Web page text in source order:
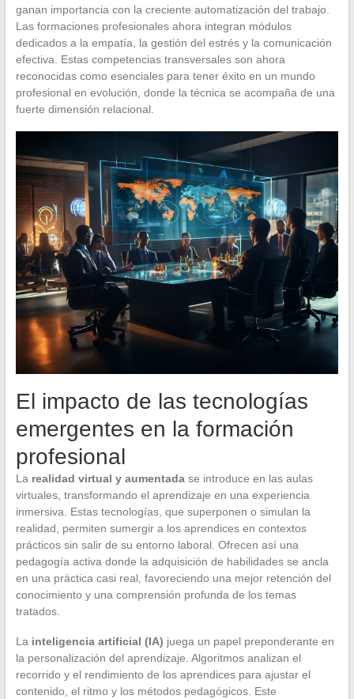
ganan importancia con la creciente automatización del trabajo.
Las formaciones profesionales ahora integran módulos
dedicados a la empatía, la gestión del estrés y la comunicación
efectiva. Estas competencias transversales son ahora
reconocidas como esenciales para tener éxito en un mundo
profesional en evolución, donde la técnica se acompaña de una
fuerte dimensión relacional.
El impacto de las tecnologías
emergentes en la formación
profesional
La realidad virtual y aumentadase introduce en las aulas
virtuales, transformando el aprendizaje en una experiencia
inmersiva. Estas tecnologías, que superponen o simulan la
realidad, permiten sumergir a los aprendices en contextos
prácticos sin salir de su entorno laboral. Ofrecen así una
pedagogía activa donde la adquisición de habilidades se ancla
en una práctica casi real, favoreciendo una mejor retención del
conocimiento y una comprensión profunda de los temas
tratados.
La inteligencia artificial (IA) juega un papel preponderante en
la personalización del aprendizaje. Algoritmos analizan el
recorrido y el rendimiento de los aprendices para ajustar el
contenido, el ritmo y los métodos pedagógicos. Este